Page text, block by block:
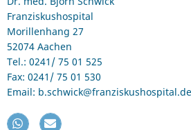
Franziskushospital
Morillenhang 27
52074 Aachen
Tel.: 0241/ 75 01 525
Fax: 0241/ 75 01 530
Email: b.schwick@franziskushospital.de